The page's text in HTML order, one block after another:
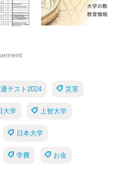
テスト2024 災害
大学 上智大学
日本大学
学費 お金